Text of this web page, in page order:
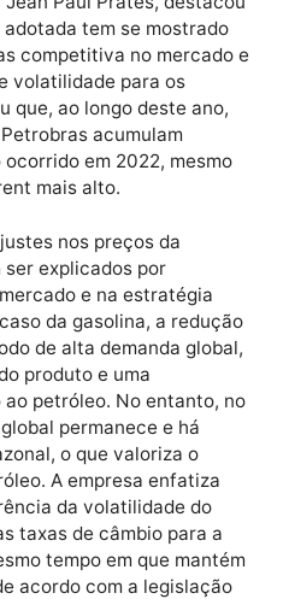
acumulada no ano, os
A e do diesel A para as
uma redução de R$ 0,27
por litro no diesel.
Jean Paul Prates,
adotada tem se mostrado
competitiva no
volatilidade para os
que, ao longo deste ano,
Petrobras acumulam
ocorrido em 2022,
mais alto.
ajustes nos preços da
ser explicados por
mercado e na estratégia
caso da gasolina, a
de alta demanda
do produto e uma